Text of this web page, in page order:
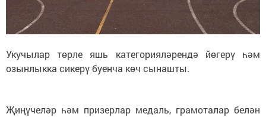
Укучылар төрле яшь категорияләрендә йөгерү һәм
озынлыкка сикерү буенча көч сынашты.
Җиңүчеләр һәм призерлар медаль, грамоталар белән